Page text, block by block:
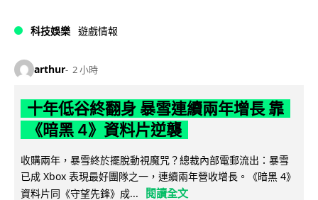
科技娛樂 遊戲情報
arthur 2 小時
十年低谷終翻身 暴雪連續兩年增長 靠
《暗黑 4》資料片逆襲
收購兩年，暴雪終於擺脫動視魔咒？總裁內部電郵流出：暴雪
已成 Xbox 表現最好團隊之一，連續兩年營收增長。《暗黑 4》
資料片同《守望先鋒》成...
閱讀全文